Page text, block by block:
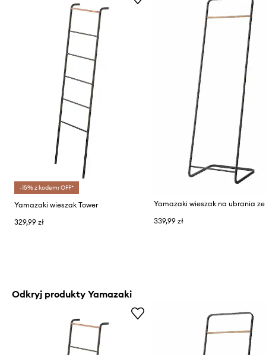
-15% z kodem: OFF*
Yamazaki wieszak Tower
329,99 zł
339,99 zł
Odkryj produkty Yamazaki